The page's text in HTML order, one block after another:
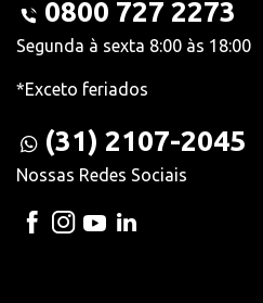
0800 727 2273
Segunda à sexta 8:00 às 18:00
*Exceto feriados
(31) 2107-2045
Nossas Redes Sociais